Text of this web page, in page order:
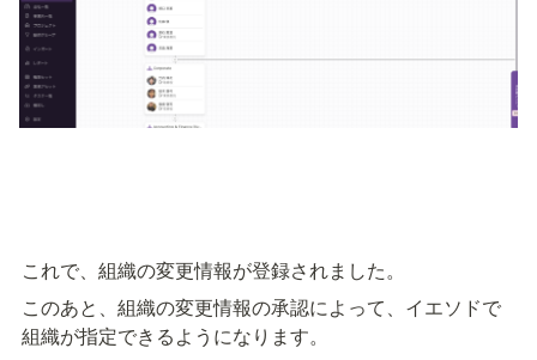
これで、組織の変更情報が登録されました。
このあと、組織の変更情報の承認によって、イエソドで
組織が指定できるようになります。